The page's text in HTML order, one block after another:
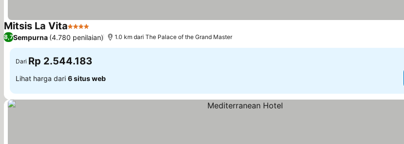
Mitsis La Vita4 BintangLihat harga
8,7Sempurna (4.780 penilaian) 1.0 km dari The Palace of the Grand Master
Dari Rp 2.544.183
Lihat harga dari 6 situs web